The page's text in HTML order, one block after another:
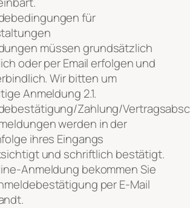
für
müssen grundsätzlich
oder per Email erfolgen und
Wir bitten um
Anmeldung 2.1.
Zahlung/
werden in der
ihres Eingangs
und schriftlich bestätigt.
Anmeldung bekommen Sie
per E-Mail